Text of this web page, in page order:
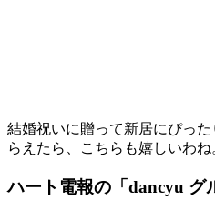
結婚祝いに贈って新居にぴっ
らえたら、こちらも嬉しいわね
ハート電報の「dancyu グ